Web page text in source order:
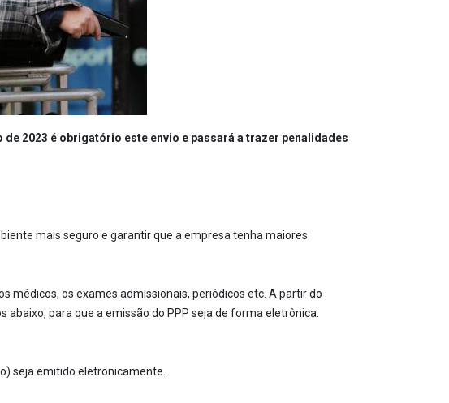
2023 é obrigatório este envio e passará a trazer penalidades
mais seguro e garantir que a empresa tenha maiores
médicos, os exames admissionais, periódicos etc. A partir do
para que a emissão do PPP seja de forma eletrônica.
seja emitido eletronicamente.